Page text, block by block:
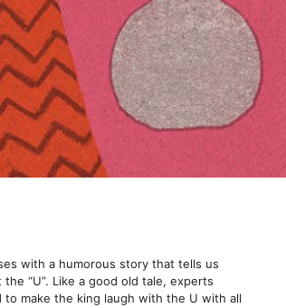
with a humorous story that tells us
“U”. Like a good old tale, experts
make the king laugh with the U with all